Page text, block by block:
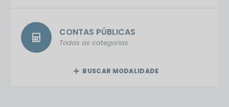
CONTAS PÚBLICAS
Todas as categorias
BUSCAR MODALIDADE